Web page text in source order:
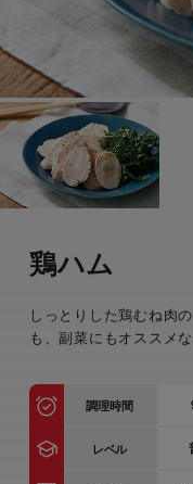
鶏ハム
しっとりした鶏むね肉
も、副菜にもオススメ
調理時間
レベル